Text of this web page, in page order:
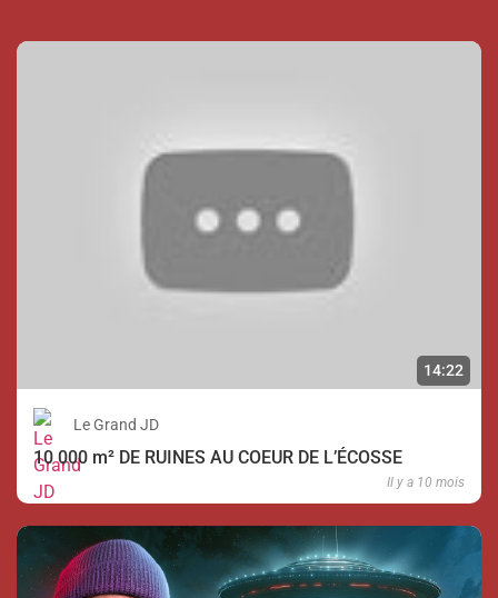
14:22
Le Grand JD
10 000 m² DE RUINES AU COEUR DE L’ÉCOSSE
Il y a 10 mois